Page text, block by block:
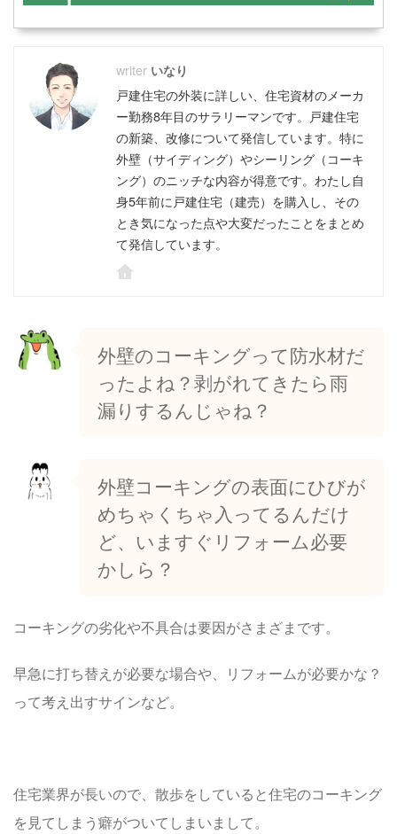
いなり
戸建住宅の外装に詳しい、住宅資材のメーカ
ー勤務8年目のサラリーマンです。戸建住宅
の新築、改修について発信しています。特に
外壁（サイディング）やシーリング（コーキ
ング）のニッチな内容が得意です。わたし自
身5年前に戸建住宅（建売）を購入し、その
とき気になった点や大変だったことをまとめ
て発信しています。
外壁のコーキングって防水材だ
ったよね？剥がれてきたら雨
漏りするんじゃね？
外壁コーキングの表面にひびが
めちゃくちゃ入ってるんだけ
ど、いますぐリフォーム必要
かしら？
コーキングの劣化や不具合は要因がさまざまです。
早急に打ち替えが必要な場合や、リフォームが必要かな？
って考え出すサインなど。
住宅業界が長いので、散歩をしていると住宅のコーキング
を見てしまう癖がついてしまいまして。